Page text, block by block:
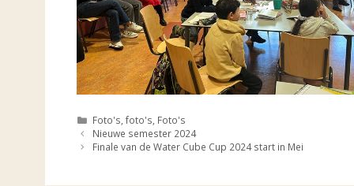
Categorieën
Foto's ,foto's Foto's
Nieuwe semester 2024
Finale van de Water Cube Cup 2024 start in Mei